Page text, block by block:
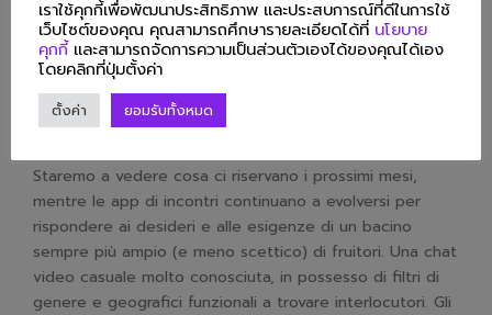
Essendo una piattaforma di comunicazione che utilizza
informazioni personali e si connette con persone che
non conosci, sembra essere una scelta sicura per fare
Staremo a vedere cosa ci riservano i prossimi mesi,
mentre le app di incontri continuano a evolversi per
rispondere ai desideri e alle esigenze di un bacino
sempre più ampio (e meno scettico) di fruitori. Una chat
video casuale molto conosciuta, in possesso di filtri di
genere e geografici funzionali a trovare interlocutori. Gli
เราใช้คุกกี้เพื่อพัฒนาประสิทธิภาพ และประสบการณ์ที่ดีในการใช้
เว็บไซต์ของคุณ คุณสามารถศึกษารายละเอียดได้ที่ นโยบาย
คุกกี้ และสามารถจัดการความเป็นส่วนตัวเองได้ของคุณได้เอง
โดยคลิกที่ปุ่มตั้งค่า
ตั้งค่า ยอมรับทั้งหมด